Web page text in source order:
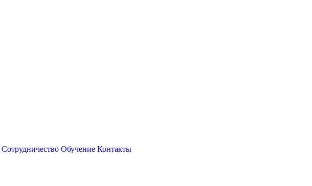
Сотрудничество Обучение Контакты